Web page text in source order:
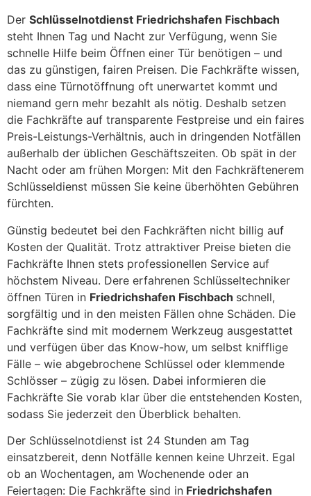
Der Schlüsselnotdienst Friedrichshafen Fischbach
steht Ihnen Tag und Nacht zur Verfügung, wenn Sie
schnelle Hilfe beim Öffnen einer Tür benötigen – und
das zu günstigen, fairen Preisen. Die Fachkräfte wissen,
dass eine Türnotöffnung oft unerwartet kommt und
niemand gern mehr bezahlt als nötig. Deshalb setzen
die Fachkräfte auf transparente Festpreise und ein faires
Preis-Leistungs-Verhältnis, auch in dringenden Notfällen
außerhalb der üblichen Geschäftszeiten. Ob spät in der
Nacht oder am frühen Morgen: Mit den Fachkräftenerem
Schlüsseldienst müssen Sie keine überhöhten Gebühren
fürchten.
Günstig bedeutet bei den Fachkräften nicht billig auf
Kosten der Qualität. Trotz attraktiver Preise bieten die
Fachkräfte Ihnen stets professionellen Service auf
höchstem Niveau. Dere erfahrenen Schlüsseltechniker
öffnen Türen in Friedrichshafen Fischbach schnell,
sorgfältig und in den meisten Fällen ohne Schäden. Die
Fachkräfte sind mit modernem Werkzeug ausgestattet
und verfügen über das Know-how, um selbst knifflige
Fälle – wie abgebrochene Schlüssel oder klemmende
Schlösser – zügig zu lösen. Dabei informieren die
Fachkräfte Sie vorab klar über die entstehenden Kosten,
sodass Sie jederzeit den Überblick behalten.
Der Schlüsselnotdienst ist 24 Stunden am Tag
einsatzbereit, denn Notfälle kennen keine Uhrzeit. Egal
ob an Wochentagen, am Wochenende oder an
Feiertagen: Die Fachkräfte sind in Friedrichshafen